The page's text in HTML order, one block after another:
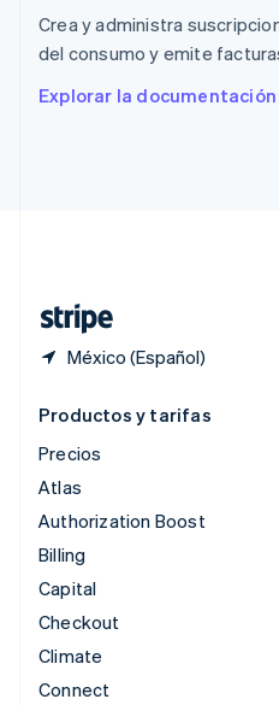
Crea y administra
del consumo y emite
Explorar la documentación
México (Español)
República Checa
English
English
Productos y tarifas
Precios
Atlas
Authorization Boost
Billing
Capital
Checkout
Climate
Connect